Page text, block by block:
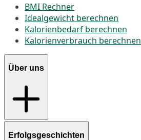
BMI Rechner
Idealgewicht berechnen
Kalorienbedarf berechnen
Kalorienverbrauch berechnen
Über uns
Erfolgsgeschichten